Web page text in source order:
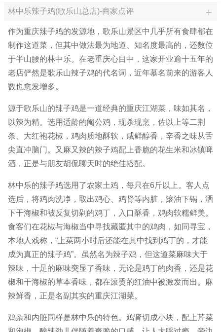
林中乐辣子鸡(歌乐山总店)-商家点评
作为重庆辣子鸡的发源地，歌乐山景区中几乎所有食肆都在
制作这道菜，但其中做法最为地道、知名度最高的，还数位
于半山腰的林中乐。在老重庆心目中，这家开业逾十五年的
老店俨然是歌乐山辣子鸡的代名词，近年慕名前来的游客人
数也愈发增多。
源于歌乐山的辣子鸡是一道经典的重庆江湖菜，味如其名，
以辣为精。选用适龄的阉公鸡，现杀现烹，佐以上等二荆
条、大红袍花椒，鸡肉质地酥软，咸鲜醇香，辛香之味从舌
尖直冲脑门。又麻又辣的辣子鸡配上香脆的花生米和冰镇啤
酒，正是与朋友胡侃聊天时的绝佳搭配。
林中乐的辣子鸡选用了农家土鸡，每只在6斤以上。客人点
选后，将鸡肉洗净，取出鸡心、鸡肾等内脏，滚油下锅，洒
下干海椒和被反复切剁的鸡丁，入口酥香，鸡肉软糯鲜美。
食客们在花椒与海椒当中寻找藏匿其中的鸡肉，如同寻宝，
本地人戏称，“上菜两小时后还能在其中找到鸡丁的，才能
成为真正的辣子鸡”。虽然名为辣子鸡，但这道菜麻味大于
辣味，十足的麻味突显了香味，无论是鸡丁的肉香，还是花
椒和干海椒的草本香味，都在滚烫的红油中被激发而出。麻
辣鲜香，正是名副其实的重庆江湖菜。
鸡杂和内脏同样是林中乐的特色。鸡肾切成小块，配上芹菜